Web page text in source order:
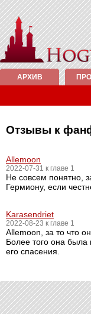
АРХИВ
Отзывы к
Allemoon
2022-07-31 к главе 1
Не совсем понятно,
Гермиону, если
Karasendriet
2022-08-23 к главе 1
Allemoon, за то что
Более того она была
его спасения.